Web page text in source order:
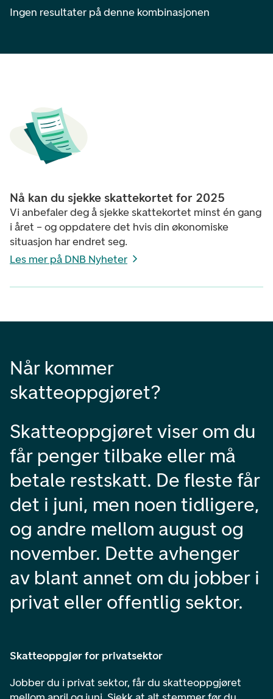
Ingen resultater på denne kombinasjonen
Nå kan du sjekke skattekortet for 2025
Vi anbefaler deg å sjekke skattekortet minst én gang
i året – og oppdatere det hvis din økonomiske
situasjon har endret seg.
Les mer på DNB Nyheter
Når kommer
skatteoppgjøret?
Skatteoppgjøret viser om du
får penger tilbake eller må
betale restskatt. De fleste får
det i juni, men noen tidligere,
og andre mellom august og
november. Dette avhenger
av blant annet om du jobber i
privat eller offentlig sektor.
Skatteoppgjør for privatsektor
Jobber du i privat sektor, får du skatteoppgjøret